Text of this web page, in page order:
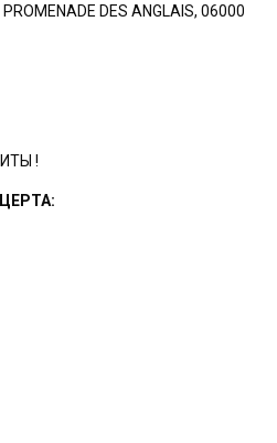
DES ANGLAIS, 06000
!